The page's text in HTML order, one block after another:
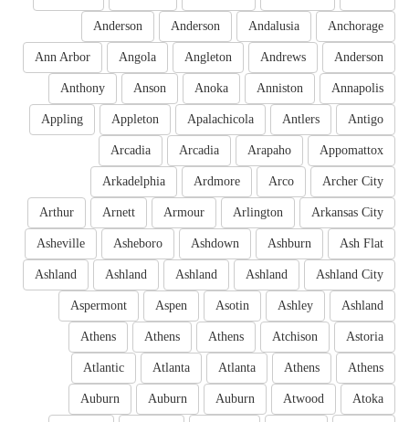
Anchorage
Andalusia
Anderson
Anderson
Anderson
Andrews
Angleton
Angola
Ann Arbor
Annapolis
Anniston
Anoka
Anson
Anthony
Antigo
Antlers
Apalachicola
Appleton
Appling
Appomattox
Arapaho
Arcadia
Arcadia
Archer City
Arco
Ardmore
Arkadelphia
Arkansas City
Arlington
Armour
Arnett
Arthur
Ash Flat
Ashburn
Ashdown
Asheboro
Asheville
Ashland City
Ashland
Ashland
Ashland
Ashland
Ashland
Ashley
Asotin
Aspen
Aspermont
Astoria
Atchison
Athens
Athens
Athens
Athens
Athens
Atlanta
Atlanta
Atlantic
Atoka
Atwood
Auburn
Auburn
Auburn